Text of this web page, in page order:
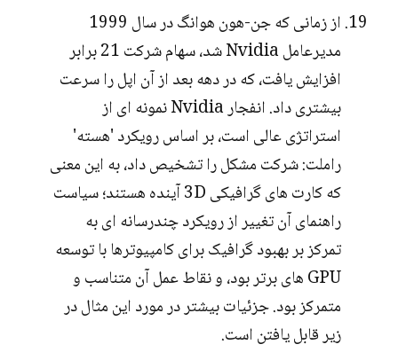
از زمانی که جن-هون هوانگ در سال 1999
مدیرعامل Nvidia شد، سهام شرکت 21 برابر
افزایش یافت، که در دهه بعد از آن اپل را سرعت
بیشتری داد. انفجار Nvidia نمونه ای از
استراتژی عالی است، بر اساس رویکرد 'هسته'
راملت: شرکت مشکل را تشخیص داد، به این معنی
که کارت های گرافیکی 3D آینده هستند؛ سیاست
راهنمای آن تغییر از رویکرد چندرسانه ای به
تمرکز بر بهبود گرافیک برای کامپیوترها با توسعه
GPU های برتر بود، و نقاط عمل آن متناسب و
متمرکز بود. جزئیات بیشتر در مورد این مثال در
زیر قابل یافتن است.